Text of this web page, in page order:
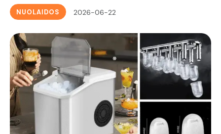
NUOLAIDOS 2026-06-22